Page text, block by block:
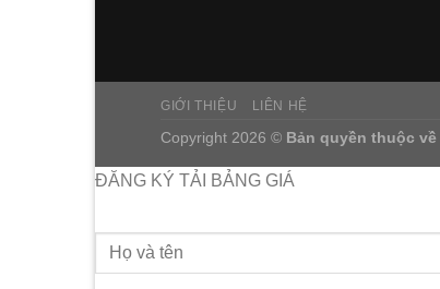
GIỚI THIỆU LIÊN HỆ
Copyright 2026 © Bản quyền thuộc về
ĐĂNG KÝ TẢI BẢNG GIÁ